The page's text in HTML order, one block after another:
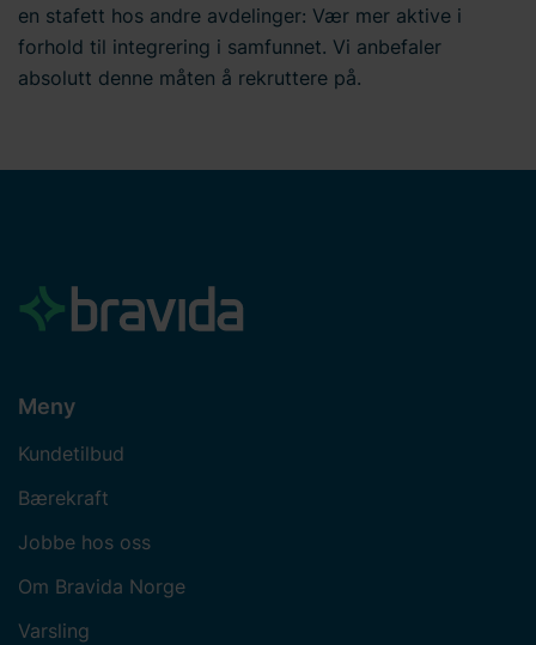
en stafett hos andre avdelinger: Vær mer aktive i
forhold til integrering i samfunnet. Vi anbefaler
absolutt denne måten å rekruttere på.
Meny
Kundetilbud
Bærekraft
Jobbe hos oss
Om Bravida Norge
Varsling